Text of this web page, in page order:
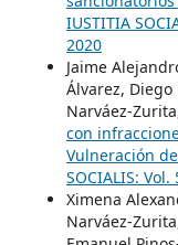
IUSTITIA
2020
Jaime
Álvarez,
Narváez-
con
Vulneración
SOCIALIS:
Ximena
Narváez-